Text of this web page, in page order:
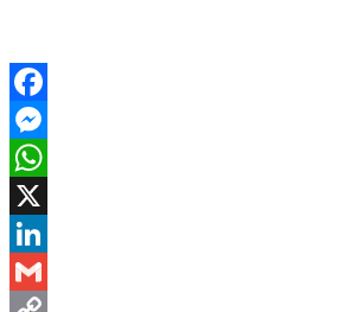
Facebook
Messenger
WhatsApp
X
LinkedIn